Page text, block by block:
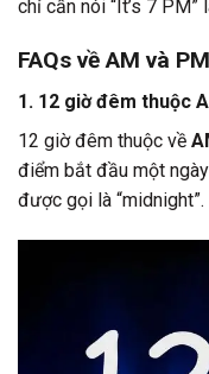
chỉ cần nói “It’s 7
FAQs về AM và PM
1. 12 giờ đêm thuộc
12 giờ đêm thuộc về
điểm bắt đầu một
được gọi là “midnight”.